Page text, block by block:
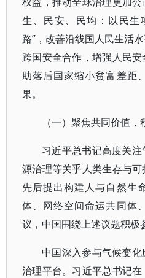
生、民安、民均：以民生
路”，改善沿线国人民生活
跨国安全合作，增强人民
助落后国家缩小贫富差距
果。
（一）聚焦共同价值
习近平总书记高度关
源治理等关乎人类生存与可
先后提出构建人与自然生
体、网络空间命运共同体
议，中国围绕上述议题积极
中国深入参与气候变
治理平台。习近平总书记